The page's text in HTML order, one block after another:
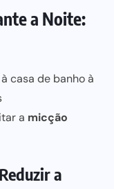
a Noite:
casa de banho à
a micção
a